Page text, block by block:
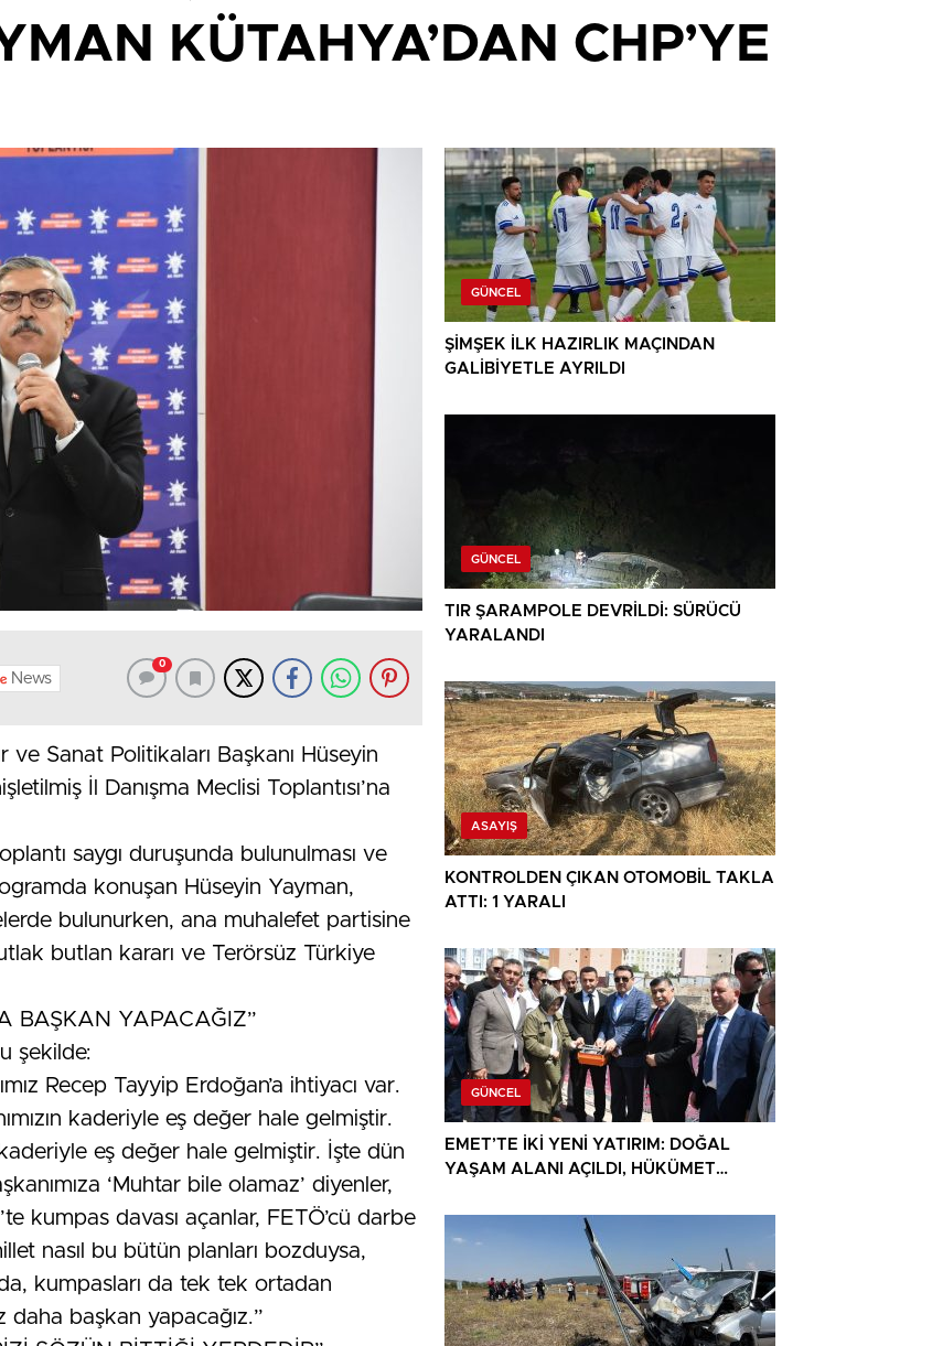
KÜTAHYA’DAN CHP’YE
News
0
ve Sanat Politikaları Başkanı Hüseyin
İl Danışma Meclisi Toplantısı’na
saygı duruşunda bulunulması ve
konuşan Hüseyin Yayman,
bulunurken, ana muhalefet partisine
butlan kararı ve Terörsüz Türkiye
BAŞKAN YAPACAĞIZ”
şekilde:
Recep Tayyip Erdoğan’a ihtiyacı var.
kaderiyle eş değer hale gelmiştir.
eş değer hale gelmiştir. İşte dün
‘Muhtar bile olamaz’ diyenler,
kumpas davası açanlar, FETÖ’cü darbe
nasıl bu bütün planları bozduysa,
kumpasları da tek tek ortadan
daha başkan yapacağız.”
GÜNCEL
ŞİMŞEK İLK HAZIRLIK MAÇINDAN
GALİBİYETLE AYRILDI
GÜNCEL
TIR ŞARAMPOLE DEVRİLDİ: SÜRÜCÜ
YARALANDI
ASAYIŞ
KONTROLDEN ÇIKAN OTOMOBİL TAKLA
ATTI: 1 YARALI
GÜNCEL
EMET’TE İKİ YENİ YATIRIM: DOĞAL
YAŞAM ALANI AÇILDI, HÜKÜMET